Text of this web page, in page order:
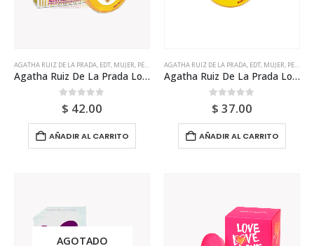
AGATHA RUIZ DE LA PRADA, EDT, MUJER, PERFUME
Agatha Ruiz De La Prada Look Gold Edt 80ml Para Mujer
0out of 5
$ 42.00
AÑADIR AL CARRITO
AGATHA RUIZ DE LA PRADA, EDT, MUJER, PERFUME
Agatha Ruiz De La Prada Look Gold Edt 80ml Tester Para Mujer
0out of 5
$ 37.00
AÑADIR AL CARRITO
AGOTADO